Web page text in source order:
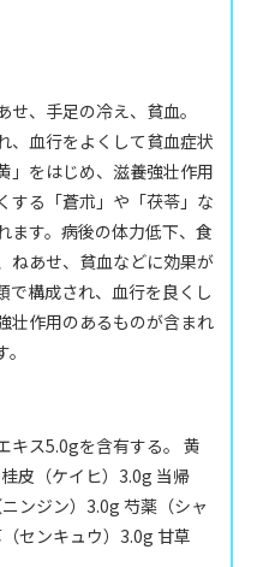
、手足の冷え、貧血。
、血行をよくして貧血症状
」をはじめ、滋養強壮作用
する「蒼朮」や「茯苓」な
ます。病後の体力低下、食
ねあせ、貧血などに効果が
で構成され、血行を良くし
壮作用のあるものが含まれ
キス5.0gを含有する。 黄
皮（ケイヒ）3.0g 当帰
ンジン）3.0g 芍薬（シャ
センキュウ）3.0g 甘草